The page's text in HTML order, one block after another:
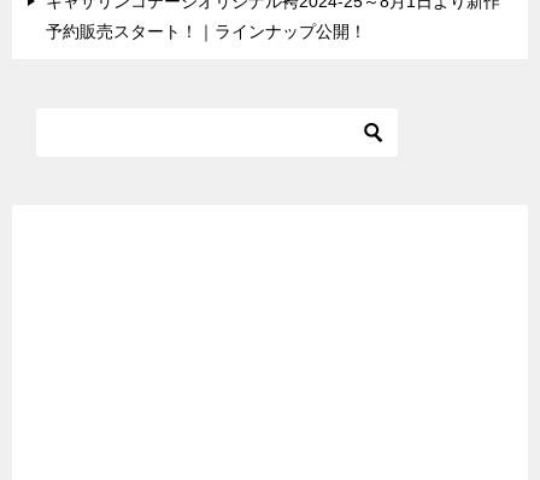
予約販売スタート！｜ラインナップ公開！